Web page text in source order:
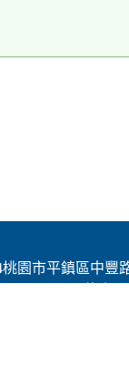
園市平鎮區中豐